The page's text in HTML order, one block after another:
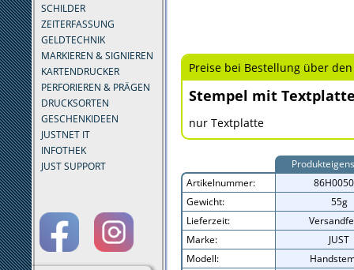
SCHILDER
ZEITERFASSUNG
GELDTECHNIK
MARKIEREN & SIGNIEREN
KARTENDRUCKER
PERFORIEREN & PRÄGEN
DRUCKSORTEN
GESCHENKIDEEN
JUSTNET IT
INFOTHEK
JUST SUPPORT
Preise bei Bestellung über
Stempel mit
nur Textplatte
Artikelnummer:
Gewicht:
55g
Lieferzeit:
Marke:
JUST
Modell: